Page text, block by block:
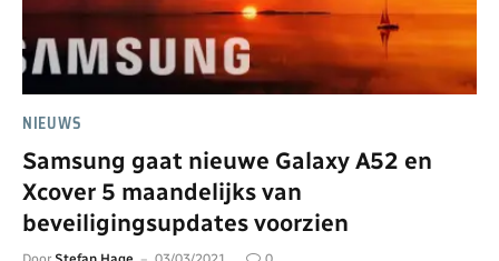
NIEUWS
Samsung gaat nieuwe Galaxy A52 en
Xcover 5 maandelijks van
beveiligingsupdates voorzien